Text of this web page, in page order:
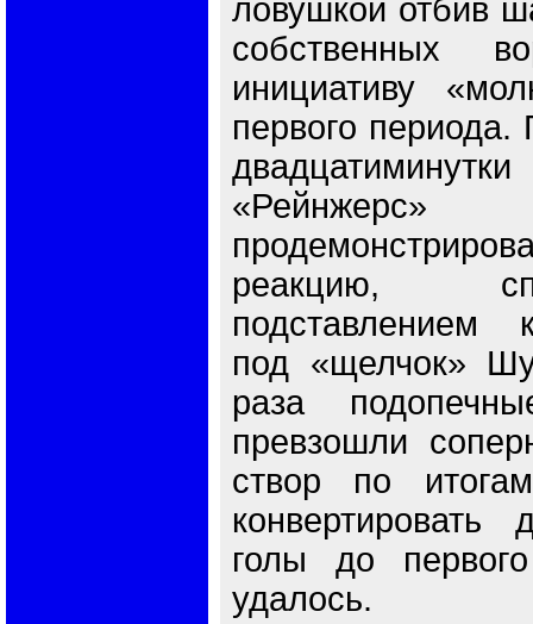
ловушкой отбив
собственных
инициативу
первого периода.
реакцию,
под «щелчок»
раза
превзошли
створ по
голы до
удалось.